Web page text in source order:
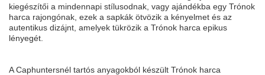
kiegészítői a mindennapi stílusodnak, vagy ajándékba egy Trónok
harca rajongónak, ezek a sapkák ötvözik a kényelmet és az
autentikus dizájnt, amelyek tükrözik a Trónok harca epikus
lényegét.
A Caphuntersnél tartós anyagokból készült Trónok harca